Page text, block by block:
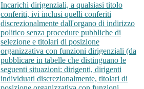
Incarichi dirigenziali, a qualsiasi titolo
conferiti, ivi inclusi quelli conferiti
discrezionalmente dall'organo di indirizzo
politico senza procedure pubbliche di
selezione e titolari di posizione
organizzativa con funzioni dirigenziali (da
pubblicare in tabelle che distinguano le
seguenti situazioni: dirigenti, dirigenti
individuati discrezionalmente, titolari di